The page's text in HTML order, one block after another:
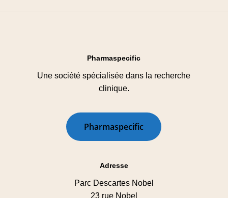
Pharmaspecific
Une société spécialisée dans la recherche
clinique.
Pharmaspecific
Adresse
Parc Descartes Nobel
23 rue Nobel